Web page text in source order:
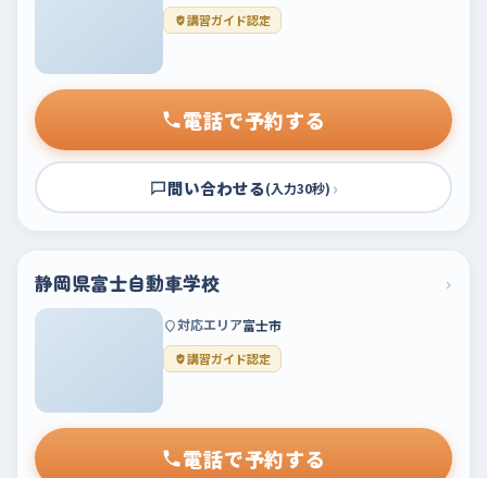
講習ガイド認定
電話で予約する
問い合わせる(入力30秒) ›
静岡県富士自動車学校 ›
対応エリア富士市
講習ガイド認定
電話で予約する